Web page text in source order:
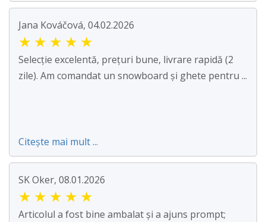
Jana Kováčová, 04.02.2026
★ ★ ★ ★ ★
Selecție excelentă, prețuri bune, livrare rapidă (2
zile). Am comandat un snowboard și ghete pentru ...
Citește mai mult ...
SK Oker, 08.01.2026
★ ★ ★ ★ ★
Articolul a fost bine ambalat și a ajuns prompt;